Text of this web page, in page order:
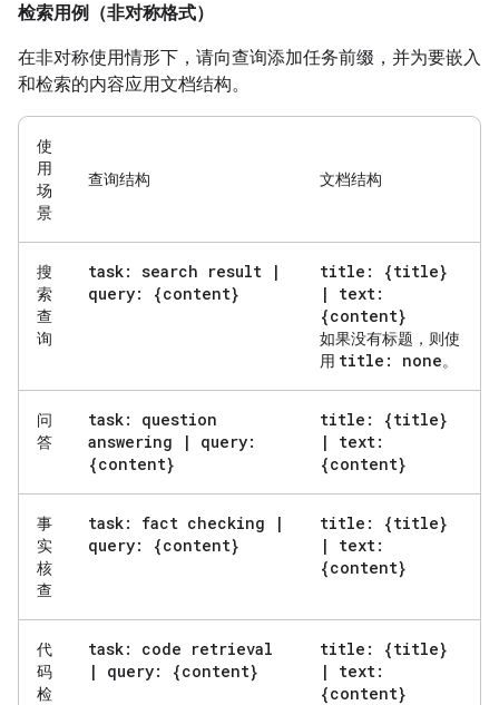
检索用例（非对称格式）
在非对称使用情形下，请向查询添加任务前缀，并为要嵌入
和检索的内容应用文档结构。
使
用
场
景
查询结构 文档结构
搜
索
查
询
task: search result
|
query: {content}
title: {title}
|
text:
{content}
如果没有标题，则使
用 title: none。
问
答
task: question
answering
|
query:
{content}
title: {title}
|
text:
{content}
事
实
核
查
task: fact checking
|
query: {content}
title: {title}
|
text:
{content}
代
码
检
task: code retrieval
|
query: {content}
title: {title}
|
text:
{content}